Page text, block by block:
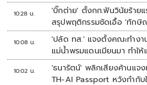
10:28 น.
'บิ๊กต่าย' ตั้งกก.ฟันวินัยร้าย
สรุปพฤติกรรมชัดเอื้อ 'ทักษิ
10:08 น.
'ปลัด ทส.' แจงตั้งคณะทำงา
แม่น้ำพรมแดนเมียนมา ทำใ
10:02 น.
'ธนารัตน์' พลิกเสียงค้านแจ
TH-AI Passport หวังกำกับ